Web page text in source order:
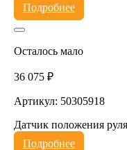
Подробнее
Осталось мало
36 075 ₽
Артикул: 50305918
Датчик положения руля
Подробнее